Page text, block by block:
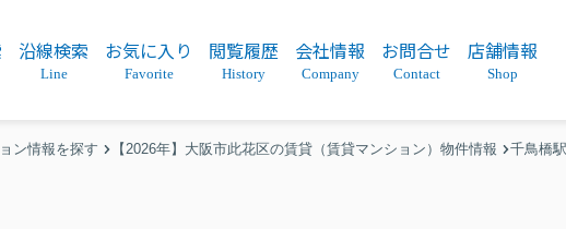
沿線検索
Line
お気に入り
Favorite
閲覧履歴
History
会社情報
Company
お問合せ
Contact
店舗情報
Shop
ン情報を探す 【2026年】大阪市此花区の賃貸（賃貸マンション）物件情報 千鳥橋駅